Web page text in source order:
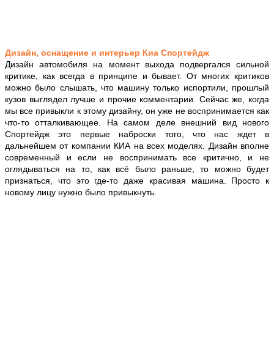
Дизайн, оснащение и интерьер Киа Спортейдж
Дизайн автомобиля на момент выхода подвергался сильной
критике, как всегда в принципе и бывает. От многих критиков
можно было слышать, что машину только испортили, прошлый
кузов выглядел лучше и прочие комментарии. Сейчас же, когда
мы все привыкли к этому дизайну, он уже не воспринимается как
что-то отталкивающее. На самом деле внешний вид нового
Спортейдж это первые наброски того, что нас ждет в
дальнейшем от компании КИА на всех моделях. Дизайн вполне
современный и если не воспринимать все критично, и не
оглядываться на то, как всё было раньше, то можно будет
признаться, что это где-то даже красивая машина. Просто к
новому лицу нужно было привыкнуть.